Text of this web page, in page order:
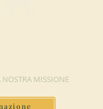
NOSTRA MISSIONE